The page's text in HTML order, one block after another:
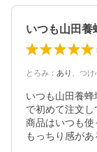
とろみ ： あり つけ
いつも山田養
で初めて注文し
商品はいつも使
もっちり感があ